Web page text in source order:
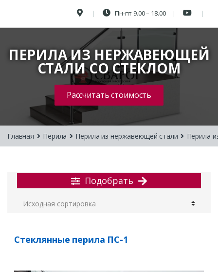
Пн-пт 9.00 – 18.00
ПЕРИЛА ИЗ НЕРЖАВЕЮЩЕЙ
СТАЛИ СО СТЕКЛОМ
Рассчитать стоимость
Главная Перила Перила из нержавеющей стали Перила
Подобрать
Стеклянные перила ПС-1